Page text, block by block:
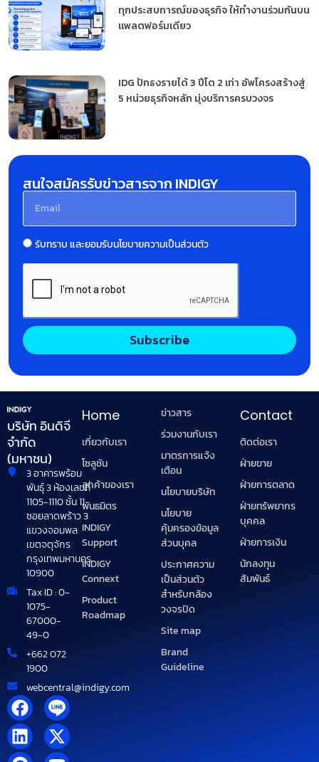
ทุกประสบการณ์ของธุรกิจ ให้ทำงานร่วมกันบน
แพลตฟอร์มเดียว
IDG ปักธงรายได้ 3 ปีโต 2 เท่า อัพโครงสร้างสู่
5 หน่วยธุรกิจหลัก มุ่งบริการครบวงจร
สนใจสมัครรับข่าวสารจาก INDIGY
รับทราบ และยอมรับนโยบายความเป็นส่วนตัว
Subscribe
บริษัท อินดิจี
จำกัด
(มหาชน)
3 อาคารพร้อม
พันธุ์ 3 ห้องเลขที่
1105-1110 ชั้น 11
ซอยลาดพร้าว 3
แขวงจอมพล
เขตจตุจักร
กรุงเทพมหานคร
10900
Tax ID : 0-
1075-
67000-
49-0
+662 072
1900
webcentral@indigy.com
Home
เกี่ยวกับเรา
โซลูชัน
ลูกค้าของเรา
พันธมิตร
INDIGY
Support
INDIGY
Connext
Product
Roadmap
ข่าวสาร
ร่วมงานกับเรา
มาตรการแจ้ง
เตือน
นโยบายบริษัท
นโยบาย
คุ้มครองข้อมูล
ส่วนบุคล
ประกาศความ
เป็นส่วนตัว
สำหรับกล้อง
วงจรปิด
Site map
Brand
Guideline
Contact
ติดต่อเรา
ฝ่ายขาย
ฝ่ายการตลาด
ฝ่ายทรัพยากร
บุคคล
ฝ่ายการเงิน
นักลงทุน
สัมพันธ์